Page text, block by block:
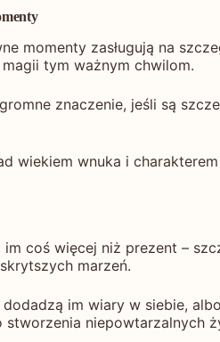
momenty zasługują na
tym ważnym chwilom.
znaczenie, jeśli są
wiekiem wnuka i
coś więcej niż prezent –
marzeń.
im wiary w siebie,
niepowtarzalnych